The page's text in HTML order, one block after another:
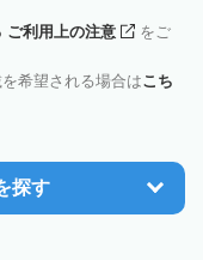
ご利用上の注意
をご
希望される場合はこち
探す